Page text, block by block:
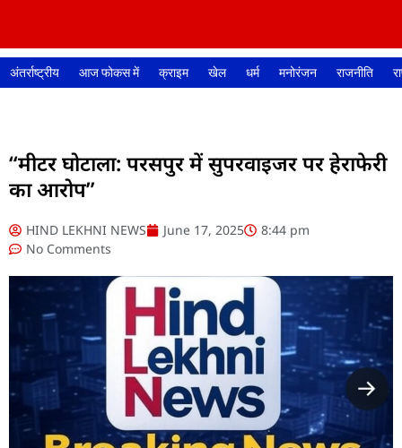
अंतर्राष्ट्रीय आज फोकस में क्राइम खेल धर्म मनोरंजन राजनीति
“मीटर घोटाला: परसपुर में सुपरवाइजर पर हेराफेरी
का आरोप”
HIND LEKHNI NEWS June 17, 2025
8:44 pm
No Comments